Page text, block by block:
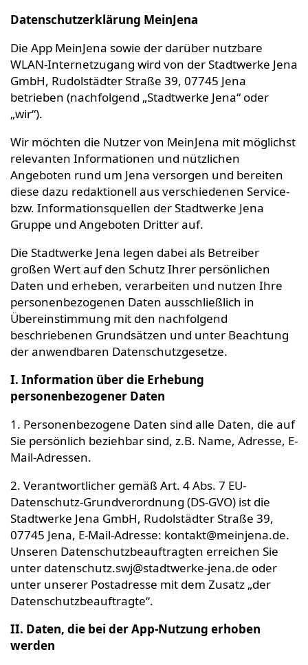
Datenschutzerklärung MeinJena
Die App MeinJena sowie der darüber nutzbare
WLAN-Internetzugang wird von der Stadtwerke Jena
GmbH, Rudolstädter Straße 39, 07745 Jena
betrieben (nachfolgend „Stadtwerke Jena“ oder
„wir“).
Wir möchten die Nutzer von MeinJena mit möglichst
relevanten Informationen und nützlichen
Angeboten rund um Jena versorgen und bereiten
diese dazu redaktionell aus verschiedenen Service-
bzw. Informationsquellen der Stadtwerke Jena
Gruppe und Angeboten Dritter auf.
Die Stadtwerke Jena legen dabei als Betreiber
großen Wert auf den Schutz Ihrer persönlichen
Daten und erheben, verarbeiten und nutzen Ihre
personenbezogenen Daten ausschließlich in
Übereinstimmung mit den nachfolgend
beschriebenen Grundsätzen und unter Beachtung
der anwendbaren Datenschutzgesetze.
I. Information über die Erhebung
personenbezogener Daten
1. Personenbezogene Daten sind alle Daten, die auf
Sie persönlich beziehbar sind, z.B. Name, Adresse, E-
Mail-Adressen.
2. Verantwortlicher gemäß Art. 4 Abs. 7 EU-
Datenschutz-Grundverordnung (DS-GVO) ist die
Stadtwerke Jena GmbH, Rudolstädter Straße 39,
07745 Jena, E-Mail-Adresse: kontakt@meinjena.de.
Unseren Datenschutzbeauftragten erreichen Sie
unter datenschutz.swj@stadtwerke-jena.de oder
unter unserer Postadresse mit dem Zusatz „der
Datenschutzbeauftragte“.
II. Daten, die bei der App-Nutzung erhoben
werden